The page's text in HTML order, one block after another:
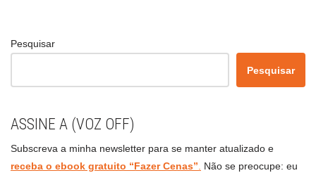
Pesquisar
Pesquisar
ASSINE A (VOZ OFF)
Subscreva a minha newsletter para se manter atualizado e
receba o ebook gratuito “Fazer Cenas”
Não se preocupe: eu